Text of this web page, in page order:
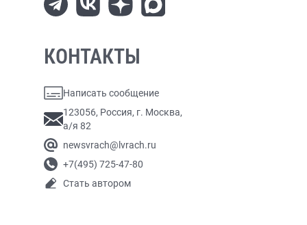
КОНТАКТЫ
Написать сообщение
123056, Россия, г. Москва,
а/я 82
newsvrach@lvrach.ru
+7(495) 725-47-80
Стать автором